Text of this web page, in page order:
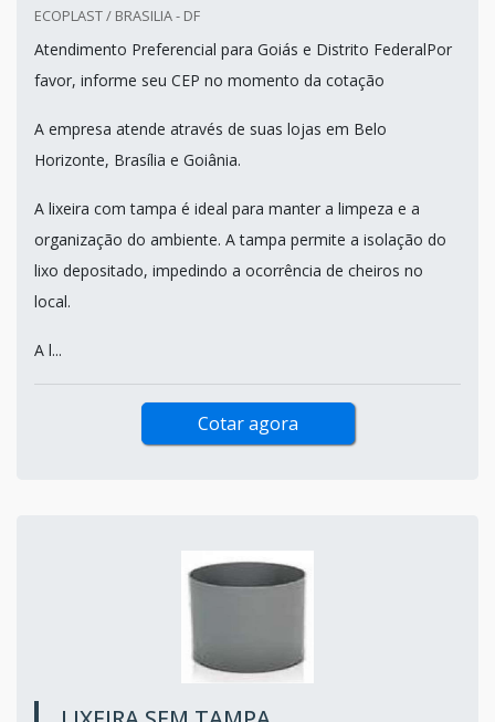
ECOPLAST / BRASILIA - DF
Atendimento Preferencial para Goiás e Distrito FederalPor
favor, informe seu CEP no momento da cotação
A empresa atende através de suas lojas em Belo
Horizonte, Brasília e Goiânia.
A lixeira com tampa é ideal para manter a limpeza e a
organização do ambiente. A tampa permite a isolação do
lixo depositado, impedindo a ocorrência de cheiros no
local.
A l...
Cotar agora